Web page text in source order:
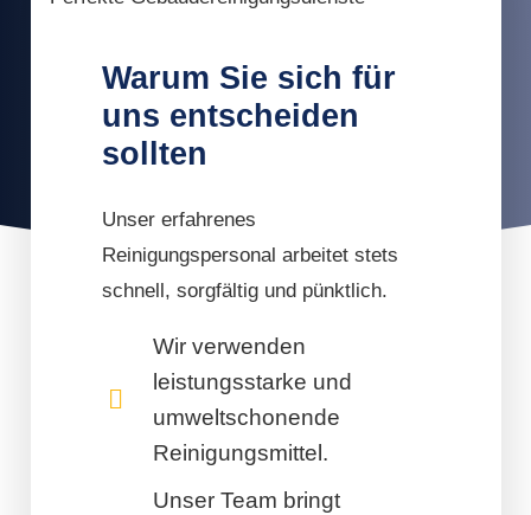
Warum Sie sich für
uns entscheiden
sollten
Unser erfahrenes
Reinigungspersonal arbeitet stets
schnell, sorgfältig und pünktlich.
Wir verwenden
leistungsstarke und
umweltschonende
Reinigungsmittel.
Unser Team bringt